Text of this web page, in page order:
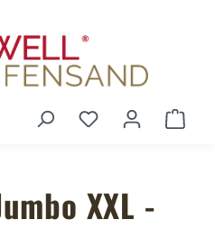
Du hast 0
XXL -